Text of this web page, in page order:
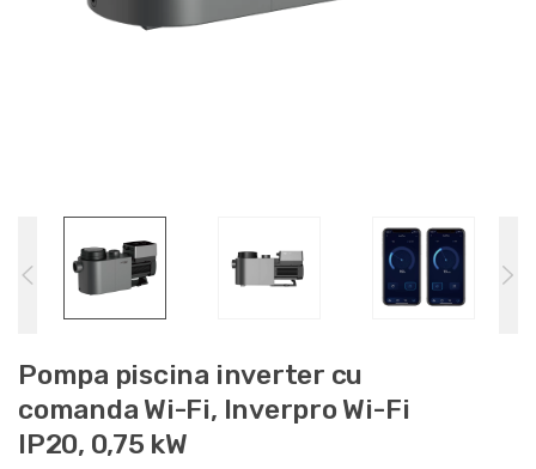
Pompa piscina inverter cu
comanda Wi-Fi, Inverpro Wi-Fi
IP20, 0,75 kW